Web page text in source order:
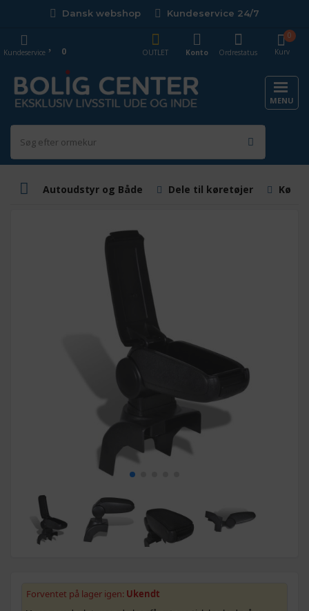
Dansk webshop Kundeservice 24/7
Kurv
0
OUTLET
Konto Ordrestatus
Kundeservice 0
MENU
Autoudstyr og Både Dele til køretøjer
Forventet på lager igen: Ukendt